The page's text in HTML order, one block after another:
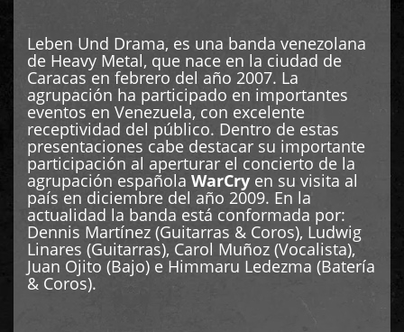
Leben Und Drama, es una banda venezolana
de Heavy Metal, que nace en la ciudad de
Caracas en febrero del año 2007. La
agrupación ha participado en importantes
eventos en Venezuela, con excelente
receptividad del público. Dentro de estas
presentaciones cabe destacar su importante
participación al aperturar el concierto de la
agrupación española WarCry en su visita al
país en diciembre del año 2009. En la
actualidad la banda está conformada por:
Dennis Martínez (Guitarras & Coros), Ludwig
Linares (Guitarras), Carol Muñoz (Vocalista),
Juan Ojito (Bajo) e Himmaru Ledezma (Batería
& Coros).